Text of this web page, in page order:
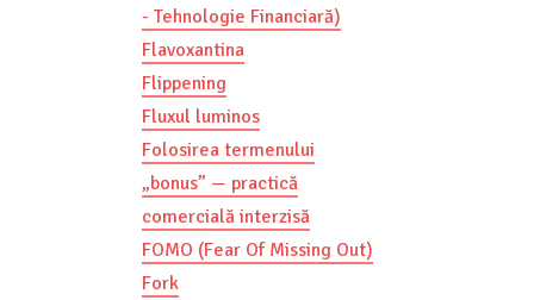
- Tehnologie Financiară)
Flavoxantina
Flippening
Fluxul luminos
Folosirea termenului
„bonus” — practică
comercială interzisă
FOMO (Fear Of Missing Out)
Fork